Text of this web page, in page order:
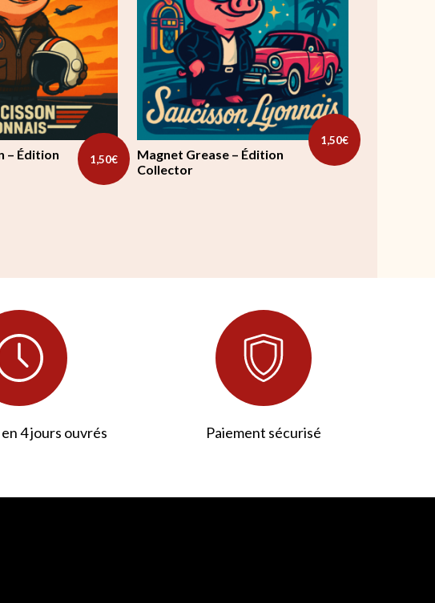
– Édition
1,50€
Magnet Grease – Édition
Collector
1,50€
4 jours ouvrés Paiement sécurisé